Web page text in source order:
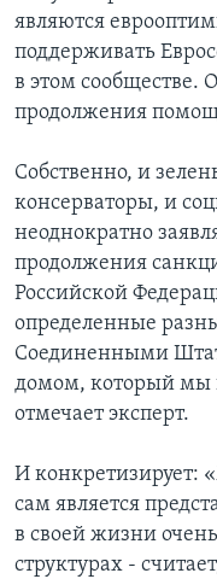
являются
поддерживать
в этом сообществе.
продолжения
Собственно, и
консерваторы, и
неоднократно
продолжения
Российской
определенные
Соединенными
домом, который мы
отмечает эксперт.
И конкретизирует:
сам является
в своей жизни
структурах -